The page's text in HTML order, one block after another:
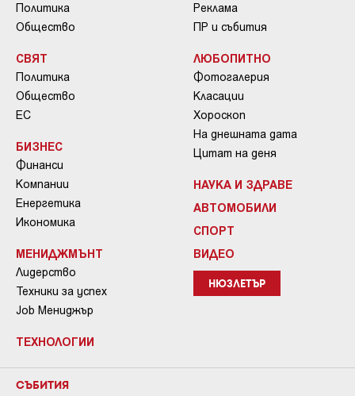
Политика
Общество
СВЯТ
Политика
Общество
ЕС
БИЗНЕС
Финанси
Компании
Енергетика
Икономика
МЕНИДЖМЪНТ
Лидерство
Техники за успех
Job Мениджър
ТЕХНОЛОГИИ
Реклама
ПР и събития
ЛЮБОПИТНО
Фотогалерия
Класации
Хороскоп
На днешната дата
Цитат на деня
НАУКА И ЗДРАВЕ
АВТОМОБИЛИ
СПОРТ
ВИДЕО
НЮЗЛЕТЪР
СЪБИТИЯ